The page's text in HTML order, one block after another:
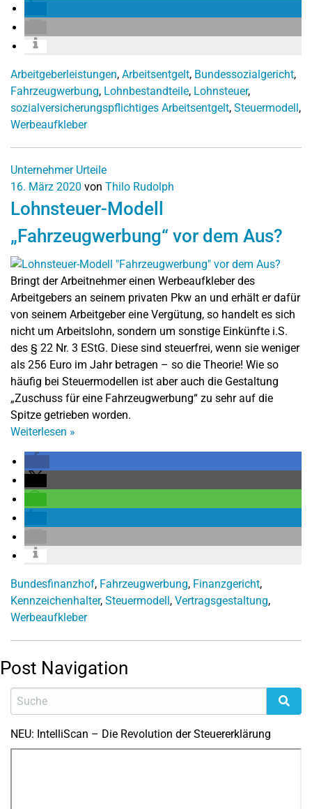
Arbeitgeberleistungen, Arbeitsentgelt, Bundessozialgericht,
Fahrzeugwerbung, Lohnbestandteile, Lohnsteuer,
sozialversicherungspflichtiges Arbeitsentgelt, Steuermodell,
Werbeaufkleber
Unternehmer Urteile
16. März 2020 von Thilo Rudolph
Lohnsteuer-Modell
„Fahrzeugwerbung“ vor dem Aus?
Bringt der Arbeitnehmer einen Werbeaufkleber des
Arbeitgebers an seinem privaten Pkw an und erhält er dafür
von seinem Arbeitgeber eine Vergütung, so handelt es sich
nicht um Arbeitslohn, sondern um sonstige Einkünfte i.S.
des § 22 Nr. 3 EStG. Diese sind steuerfrei, wenn sie weniger
als 256 Euro im Jahr betragen – so die Theorie! Wie so
häufig bei Steuermodellen ist aber auch die Gestaltung
„Zuschuss für eine Fahrzeugwerbung“ zu sehr auf die
Spitze getrieben worden.
Weiterlesen »
Bundesfinanzhof, Fahrzeugwerbung, Finanzgericht,
Kennzeichenhalter, Steuermodell, Vertragsgestaltung,
Werbeaufkleber
Post Navigation
NEU: IntelliScan – Die Revolution der Steuererklärung